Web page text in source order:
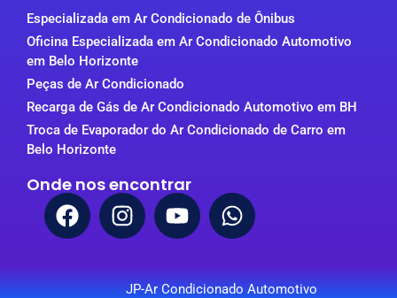
Especializada em Ar Condicionado de Ônibus
Oficina Especializada em Ar Condicionado Automotivo
em Belo Horizonte
Peças de Ar Condicionado
Recarga de Gás de Ar Condicionado Automotivo em BH
Troca de Evaporador do Ar Condicionado de Carro em
Belo Horizonte
Onde nos encontrar
JP-Ar Condicionado Automotivo